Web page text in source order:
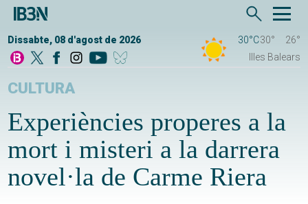
Dissabte, 08 d'agost de 2026 30°C30°
26°
Illes Balears
CULTURA
Experiències properes a la
mort i misteri a la darrera
novel·la de Carme Riera